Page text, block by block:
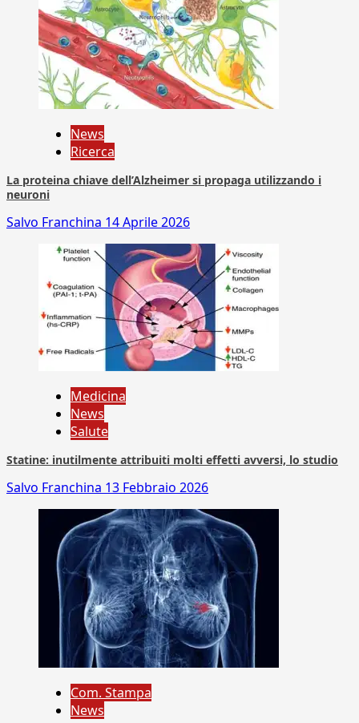
News
Ricerca
La proteina chiave dell’Alzheimer si propaga utilizzando i
neuroni
Salvo Franchina 14 Aprile 2026
Medicina
News
Salute
Statine: inutilmente attribuiti molti effetti avversi, lo studio
Salvo Franchina 13 Febbraio 2026
Com. Stampa
News